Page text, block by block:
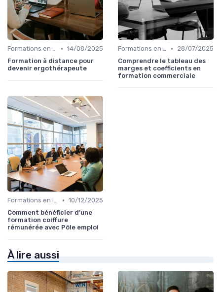
Formations en ligne • 14/08/2025
Formation à distance pour
devenir ergothérapeute
Formations en ligne •
28/07/2025
Comprendre le tableau des
marges et coefficients en
formation commerciale
Formations en ligne • 10/12/2025
Comment bénéficier d’une
formation coiffure
rémunérée avec Pôle emploi
À lire aussi